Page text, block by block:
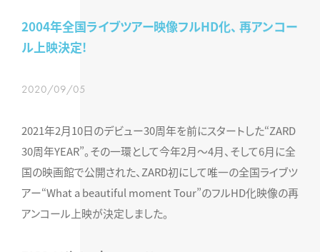
2004年全国ライブツアー映像フルHD化、 再アンコー
ル上映決定!
2020/09/05
2021年2月10日のデビュー30周年を前にスタートした“ZARD
30周年YEAR”。その一環として今年2月～4月、そして6月に全
国の映画館で公開された、ZARD初にして唯一の全国ライブツ
アー“What a beautiful moment Tour”のフルHD化映像の再
アンコール上映が決定しました。